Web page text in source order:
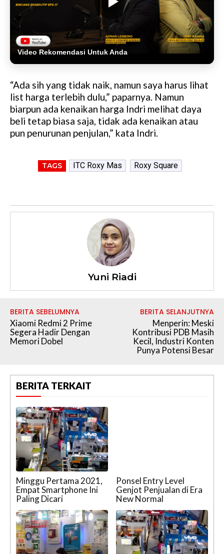
Video Rekomendasi Untuk Anda
“Ada sih yang tidak naik, namun saya harus lihat
list harga terlebih dulu,” paparnya. Namun
biarpun ada kenaikan harga Indri melihat daya
beli tetap biasa saja, tidak ada kenaikan atau
pun penurunan penjulan,” kata Indri.
TAGS ITC Roxy Mas Roxy Square
Yuni Riadi
BERITA SEBELUMNYA
Xiaomi Redmi 2 Prime
Segera Hadir Dengan
Memori Dobel
BERITA SELANJUTNYA
Menperin: Meski
Kontribusi PDB Masih
Kecil, Industri Konten
Punya Potensi Besar
BERITA TERKAIT
Minggu Pertama 2021,
Empat Smartphone Ini
Paling Dicari
Ponsel Entry Level
Genjot Penjualan di Era
New Normal